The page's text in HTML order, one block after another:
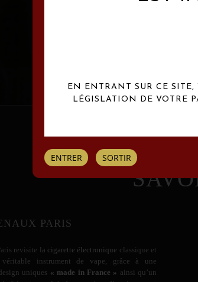
PARIS
revisite la cigarette électronique classique et
instrument de vape, grâce à une
uniques « made in France » ainsi qu’un
EN ENTRANT SUR CE
LÉGISLATION DE VOTRE
ENTRER SORTIR